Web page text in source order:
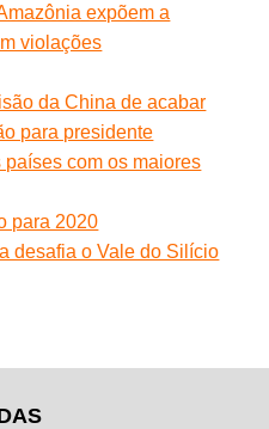
expõem a
violações
da China de acabar
para presidente
com os maiores
para 2020
desafia o Vale do Silício